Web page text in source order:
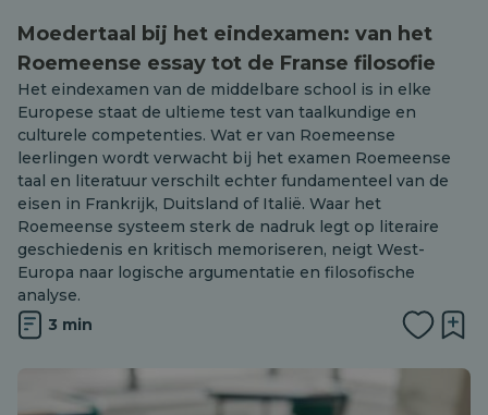
Moedertaal bij het eindexamen: van het
Roemeense essay tot de Franse filosofie
Het eindexamen van de middelbare school is in elke
Europese staat de ultieme test van taalkundige en
culturele competenties. Wat er van Roemeense
leerlingen wordt verwacht bij het examen Roemeense
taal en literatuur verschilt echter fundamenteel van de
eisen in Frankrijk, Duitsland of Italië. Waar het
Roemeense systeem sterk de nadruk legt op literaire
geschiedenis en kritisch memoriseren, neigt West-
Europa naar logische argumentatie en filosofische
analyse.
3 min